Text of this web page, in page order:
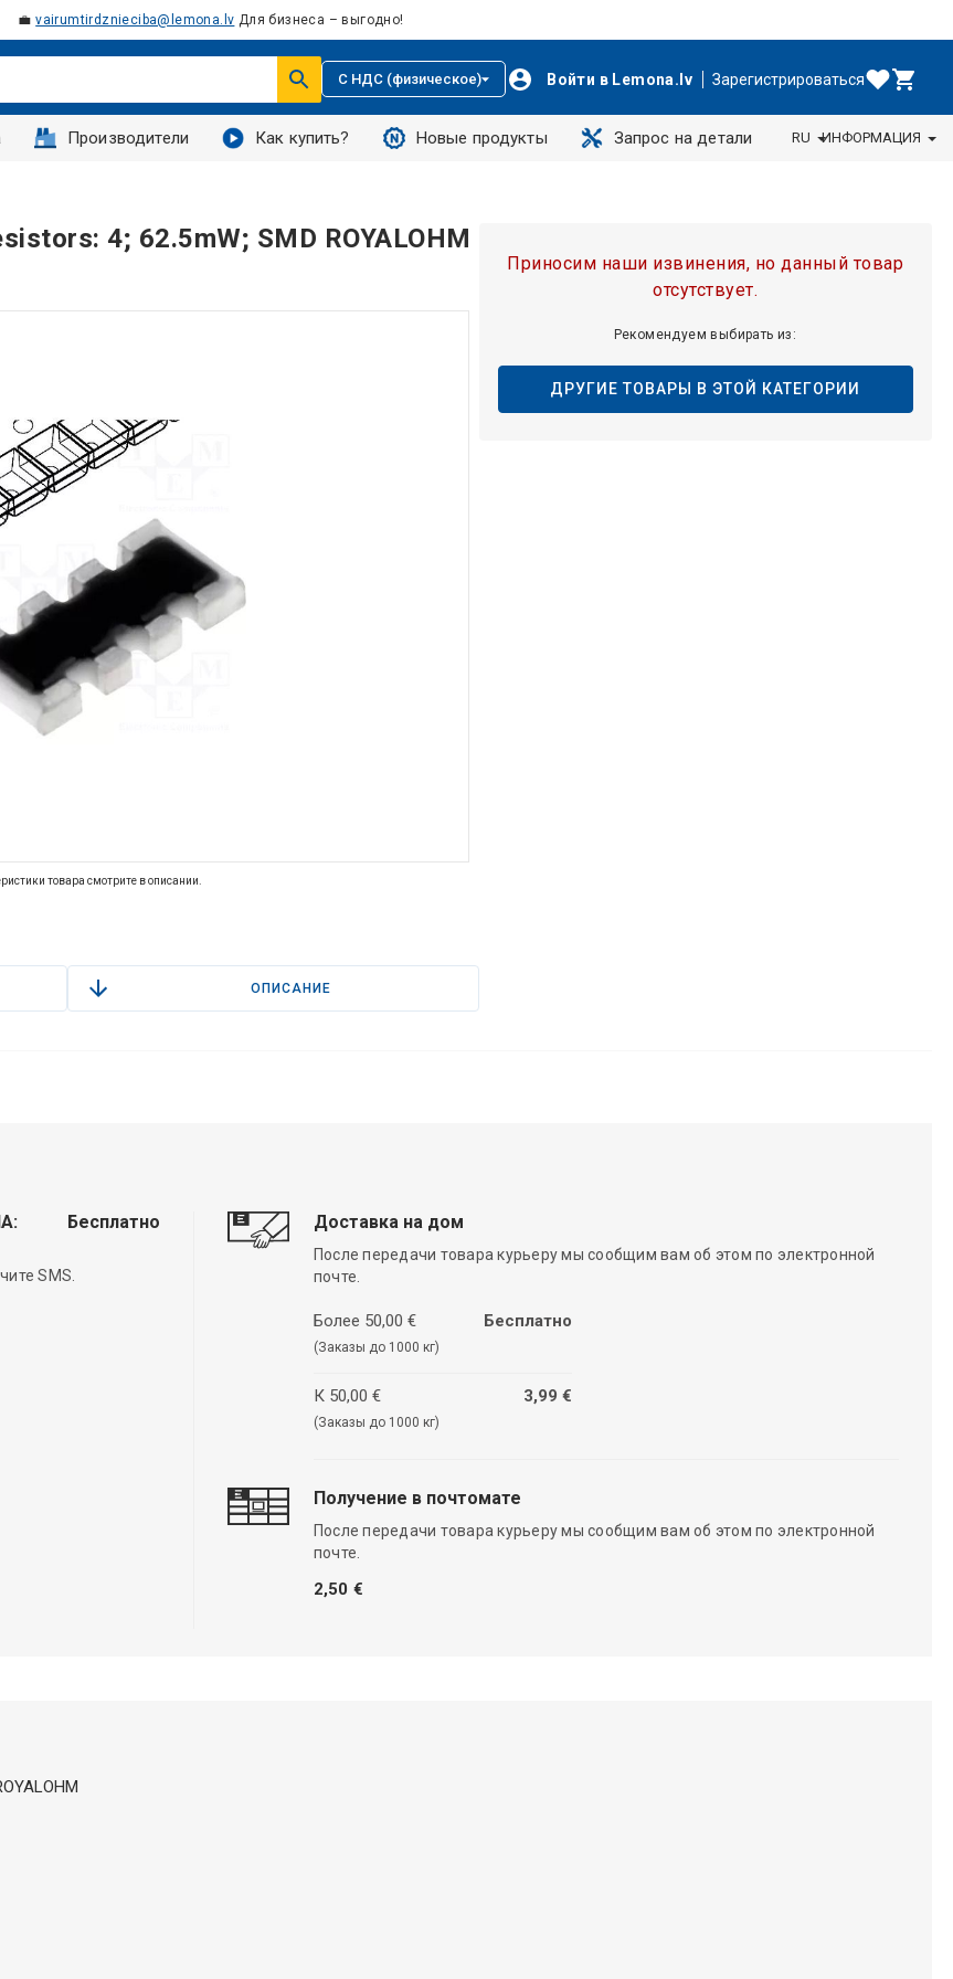
💼vairumtirdznieciba@lemona.lv Для бизнеса – выгодно!
С НДС (физическое) Войти в Lemona.lv Зарегистрироваться
Производители Как купить? Новые продукты Запрос на детали RU ИНФОРМАЦИЯ
4; 62.5mW; SMD ROYALOHM
товара смотрите в описании.
ОПИСАНИЕ
Приносим наши извинения, но данный товар
отсутствует.
Рекомендуем выбирать из:
ДРУГИЕ ТОВАРЫ В ЭТОЙ КАТЕГОРИИ
Бесплатно
SMS.
Доставка на дом
После передачи товара курьеру мы сообщим вам об этом по электронной
почте.
Более 50,00 €
(Заказы до 1000 кг)
Бесплатно
К 50,00 €
(Заказы до 1000 кг)
3,99 €
Получение в почтомате
После передачи товара курьеру мы сообщим вам об этом по электронной
почте.
2,50 €